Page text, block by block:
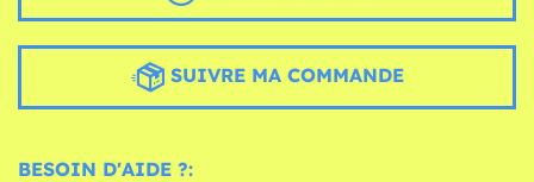
SUIVRE MA COMMANDE
BESOIN D'AIDE ?: